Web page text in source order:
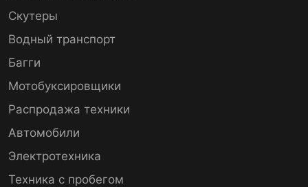
Скутеры
Водный транспорт
Багги
Мотобуксировщики
Распродажа техники
Автомобили
Электротехника
Техника с пробегом